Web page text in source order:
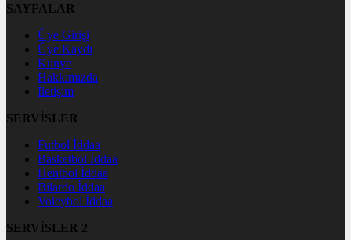
SAYFALAR
Üye Girişi
Üye Kaydı
Künye
Hakkımızda
İletişim
SERVİSLER
Futbol İddaa
Basketbol İddaa
Hentbol İddaa
Bilardo İddaa
Voleybol İddaa
SERVİSLER 2